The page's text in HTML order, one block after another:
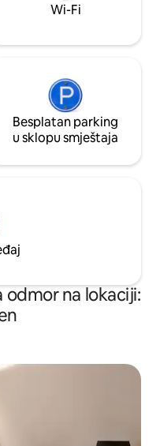
Wi-Fi
Besplatan parking
u sklopu smještaja
odmor na lokaciji: